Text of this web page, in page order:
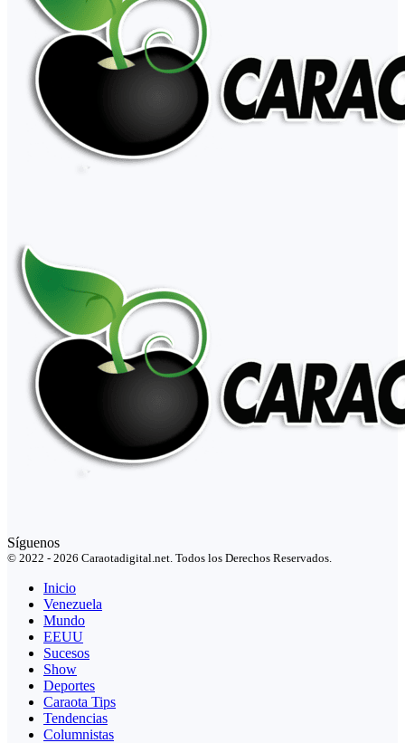
Síguenos
© 2022 - 2026 Caraotadigital.net. Todos los Derechos Reservados.
Inicio
Venezuela
Mundo
EEUU
Sucesos
Show
Deportes
Caraota Tips
Tendencias
Columnistas